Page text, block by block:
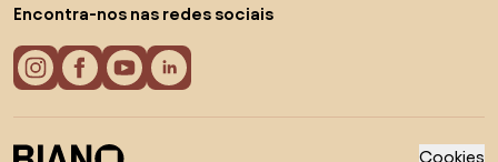
Encontra-nos nas redes sociais
Cookies